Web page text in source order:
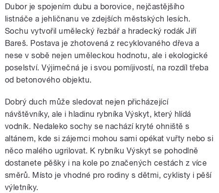
Dubor je spojením dubu a borovice, nejčastějšího
listnáče a jehličnanu ve zdejších městských lesích.
Sochu vytvořil umělecký řezbář a hradecký rodák Jiří
Bareš. Postava je zhotovená z recyklovaného dřeva a
nese v sobě nejen uměleckou hodnotu, ale i ekologické
poselství. Výjimečná je i svou pomíjivostí, na rozdíl třeba
od betonového objektu.
Dobrý duch může sledovat nejen přicházející
návštěvníky, ale i hladinu rybníka Výskyt, který hlídá
vodník. Nedaleko sochy se nachází kryté ohniště s
altánem, kde si zájemci mohou sami opékat vuřty nebo si
něco malého ugrilovat. K rybníku Výskyt se pohodlně
dostanete pěšky i na kole po značených cestách z více
směrů. Místo je vhodné pro rodiny s dětmi, cyklisty i pěší
výletníky.